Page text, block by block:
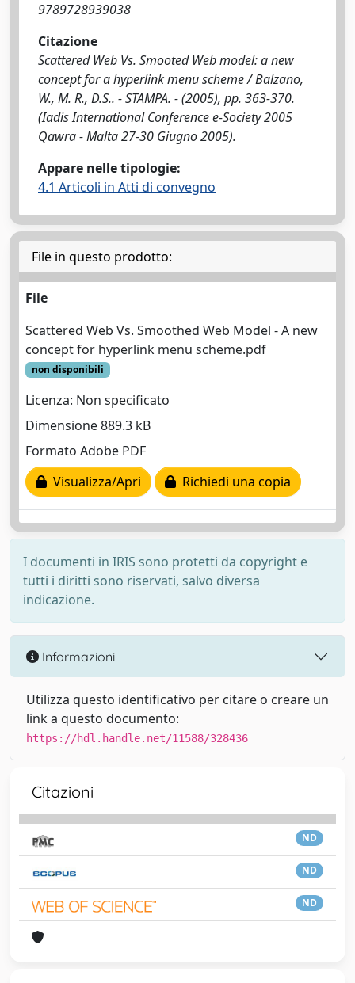
9789728939038
Citazione
Scattered Web Vs. Smooted Web model: a new
concept for a hyperlink menu scheme / Balzano,
W., M. R., D.S.. - STAMPA. - (2005), pp. 363-370.
(Iadis International Conference e-Society 2005
Qawra - Malta 27-30 Giugno 2005).
Appare nelle tipologie:
4.1 Articoli in Atti di convegno
File in questo prodotto:
File
Scattered Web Vs. Smoothed Web Model - A new
concept for hyperlink menu scheme.pdf
non disponibili
Licenza: Non specificato
Dimensione 889.3 kB
Formato Adobe PDF
Visualizza/Apri
Richiedi una copia
I documenti in IRIS sono protetti da copyright e
tutti i diritti sono riservati, salvo diversa
indicazione.
Informazioni
Utilizza questo identificativo per citare o creare un
link a questo documento:
https://hdl.handle.net/11588/328436
Citazioni
ND
ND
ND